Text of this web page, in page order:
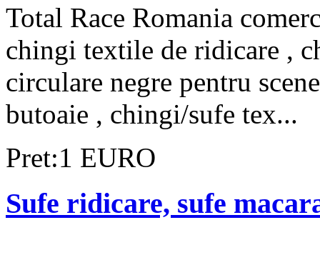
Total Race Romania
chingi textile de ridicare ,
circulare negre pentru
butoaie , chingi/sufe tex...
Pret:1 EURO
Sufe ridicare, sufe